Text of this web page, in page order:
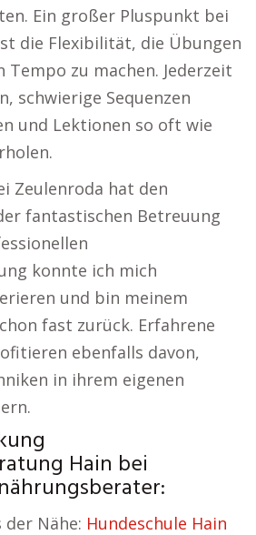
Ein großer Pluspunkt bei
die Flexibilität, die Übungen
Tempo zu machen. Jederzeit
schwierige Sequenzen
und Lektionen so oft wie
Zeulenroda hat den
fantastischen Betreuung
konnte ich mich
und bin meinem
fast zurück. Erfahrene
ebenfalls davon,
in ihrem eigenen
Hain bei
Nähe: Hundeschule Hain